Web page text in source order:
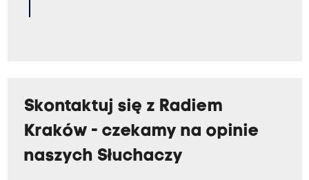
Skontaktuj się z Radiem
Kraków - czekamy na opinie
naszych Słuchaczy